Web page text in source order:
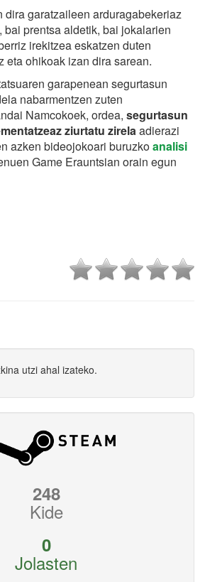
dira garatzaileen arduragabekeriaz
bai prentsa aldetik, bai jokalarien
irekitzea eskatzen duten
eta ohikoak izan dira sarean.
garapenean segurtasun
nabarmentzen zuten
Namcokoek, ordea, segurtasun
ziurtatu zirela adierazi
azken bideojokoari buruzkoanalisi
Game Erauntsian orain egun
utzi ahal izateko.
248
Kide
0
Jolasten